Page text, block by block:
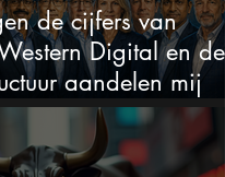
de cijfers van
Digital en de
aandelen mij